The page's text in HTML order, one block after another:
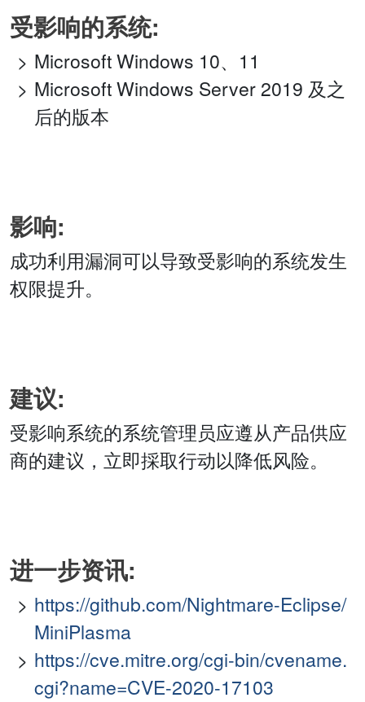
受影响的系统:
Microsoft Windows 10、11
Microsoft Windows Server 2019 及之
后的版本
影响:
成功利用漏洞可以导致受影响的系统发生
权限提升。
建议:
受影响系统的系统管理员应遵从产品供应
商的建议，立即採取行动以降低风险。
进一步资讯:
https://github.com/Nightmare-Eclipse/
MiniPlasma
https://cve.mitre.org/cgi-bin/cvename.
cgi?name=CVE-2020-17103